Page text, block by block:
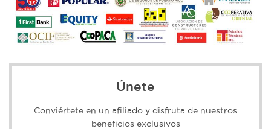
Únete
Conviértete en un afiliado y disfruta de nuestros
beneficios exclusivos